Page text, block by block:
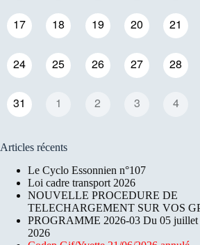
17 18 19 20 21
24 25 26 27 28
31 1 2 3 4
Articles récents
Le Cyclo Essonnien n°107
Loi cadre transport 2026
NOUVELLE PROCEDURE DE
TELECHARGEMENT SUR VOS
PROGRAMME 2026-03 Du 05 juillet
2026